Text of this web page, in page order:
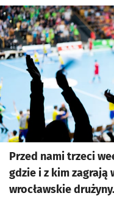
Kliknij, aby powiększyć
Przed nami trzeci
gdzie i z kim zagrają
wrocławskie drużyny.